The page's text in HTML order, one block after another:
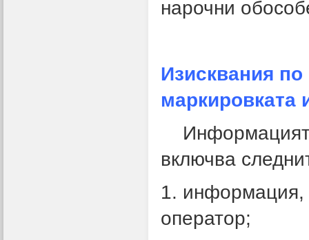
нарочни
Изисквания
маркировката
включва
1.
оператор;